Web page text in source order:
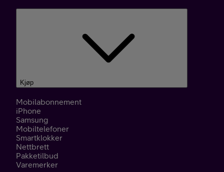
Kjøp
Mobilabonnement
iPhone
Samsung
Mobiltelefoner
Smartklokker
Nettbrett
Pakketilbud
Varemerker